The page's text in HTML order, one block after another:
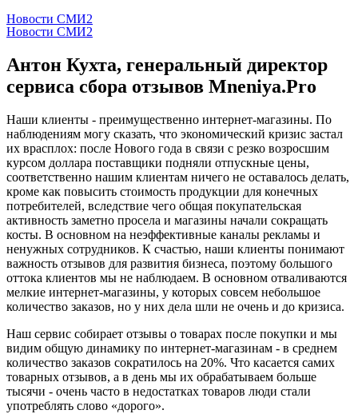
Новости СМИ2
Новости СМИ2
Антон Кухта, генеральный директор
сервиса сбора отзывов Mneniya.Pro
Наши клиенты - преимущественно интернет-магазины. По
наблюдениям могу сказать, что экономический кризис застал
их врасплох: после Нового года в связи с резко возросшим
курсом доллара поставщики подняли отпускные цены,
соответственно нашим клиентам ничего не оставалось делать,
кроме как повысить стоимость продукции для конечных
потребителей, вследствие чего общая покупательская
активность заметно просела и магазины начали сокращать
косты. В основном на неэффективные каналы рекламы и
ненужных сотрудников. К счастью, наши клиенты понимают
важность отзывов для развития бизнеса, поэтому большого
оттока клиентов мы не наблюдаем. В основном отваливаются
мелкие интернет-магазины, у которых совсем небольшое
количество заказов, но у них дела шли не очень и до кризиса.
Наш сервис собирает отзывы о товарах после покупки и мы
видим общую динамику по интернет-магазинам - в среднем
количество заказов сократилось на 20%. Что касается самих
товарных отзывов, а в день мы их обрабатываем больше
тысячи - очень часто в недостатках товаров люди стали
употреблять слово «дорого».